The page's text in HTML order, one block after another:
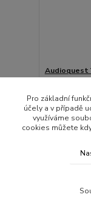
Audioquest
16 686 Kč
Doprava
Pro základní
účely a v případě
využíváme
cookies můžete